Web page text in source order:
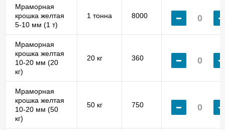
Мраморная
крошка желтая
5-10 мм (1 т)
1 тонна 8000
Мраморная
крошка желтая
10-20 мм (20
кг)
20 кг 360
Мраморная
крошка желтая
10-20 мм (50
кг)
50 кг 750